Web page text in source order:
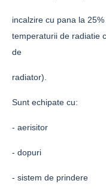
incalzire cu pana la
temperaturii de radiatie
de
radiator).
Sunt echipate cu:
- aerisitor
- dopuri
- sistem de prindere